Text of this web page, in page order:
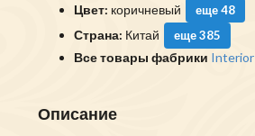
Цвет: коричневый еще 48
Страна: Китай еще 385
Все товары фабрики Interior
Описание